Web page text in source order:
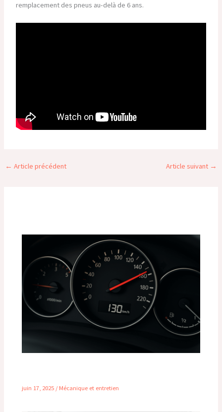
remplacement des pneus au-delà de 6 ans.
← Article précédent Article suivant →
juin 17, 2025 / Mécanique et entretien